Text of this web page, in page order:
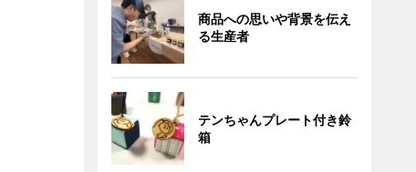
商品への思いや背景を伝え
る生産者
テンちゃんプレート付き鈴
箱